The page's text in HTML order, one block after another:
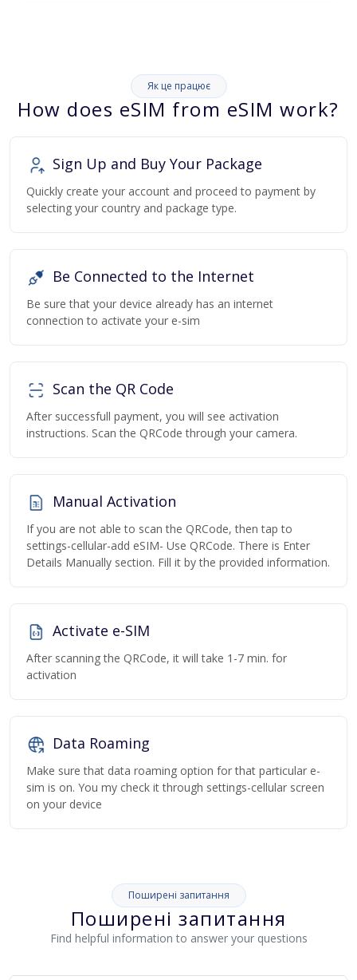
Як це працює
How does eSIM from eSIM work?
Sign Up and Buy Your Package
Quickly create your account and proceed to payment by
selecting your country and package type.
Be Connected to the Internet
Be sure that your device already has an internet
connection to activate your e-sim
Scan the QR Code
After successfull payment, you will see activation
instructions. Scan the QRCode through your camera.
Manual Activation
If you are not able to scan the QRCode, then tap to
settings-cellular-add eSIM- Use QRCode. There is Enter
Details Manually section. Fill it by the provided information.
Activate e-SIM
After scanning the QRCode, it will take 1-7 min. for
activation
Data Roaming
Make sure that data roaming option for that particular e-
sim is on. You my check it through settings-cellular screen
on your device
Поширені запитання
Поширені запитання
Find helpful information to answer your questions